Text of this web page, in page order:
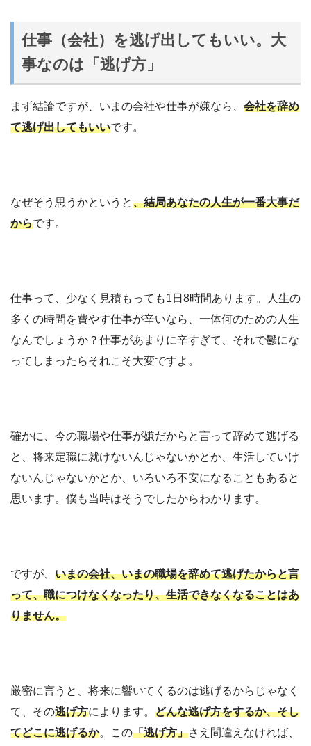
仕事（会社）を逃げ出してもいい。大
事なのは「逃げ方」
まず結論ですが、いまの会社や仕事が嫌なら、 会社を辞め
て逃げ出してもいいです。
なぜそう思うかというと、結局あなたの人生が一番大事だ
からです。
仕事って、少なく見積もっても1日8時間あります。人生の
多くの時間を費やす仕事が辛いなら、一体何のための人生
なんでしょうか？仕事があまりに辛すぎて、それで鬱にな
ってしまったらそれこそ大変ですよ。
確かに、今の職場や仕事が嫌だからと言って辞めて逃げる
と、将来定職に就けないんじゃないかとか、生活していけ
ないんじゃないかとか、いろいろ不安になることもあると
思います。僕も当時はそうでしたからわかります。
ですが、 いまの会社、いまの職場を辞めて逃げたからと言
って、職につけなくなったり、生活できなくなることはあ
りません。
厳密に言うと、将来に響いてくるのは逃げるからじゃなく
て、その逃げ方によります。 どんな逃げ方をするか、そし
てどこに逃げるか。この「逃げ方」さえ間違えなければ、